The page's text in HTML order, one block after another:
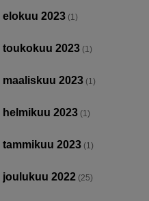
elokuu 2023 (1)
toukokuu 2023 (1)
maaliskuu 2023 (1)
helmikuu 2023 (1)
tammikuu 2023 (1)
joulukuu 2022 (25)